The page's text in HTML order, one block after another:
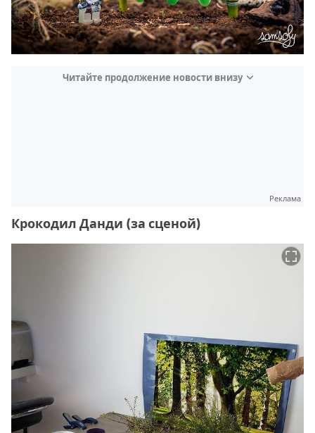
Читайте продолжение новости внизу
Реклама
Крокодил Данди (за сценой)